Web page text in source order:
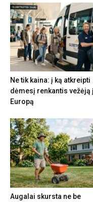
Ne tik kaina: į ką atkreipti
dėmesį renkantis vežėją į
Europą
Augalai skursta ne be